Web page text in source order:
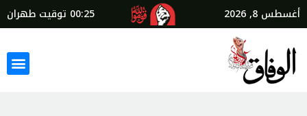
أغسطس 8, 2026 00:25 توقيت طهران